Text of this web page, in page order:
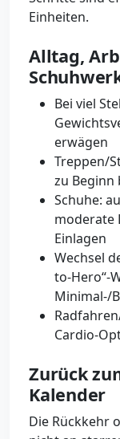
Einheiten.
Alltag,
Bei viel
erwägen
Treppen/
zu Beginn
Schuhe:
moderate
Einlagen
Wechsel
to-Hero“-
Minimal-/
Cardio-
Zurück
Kalender
Die Rückkehr